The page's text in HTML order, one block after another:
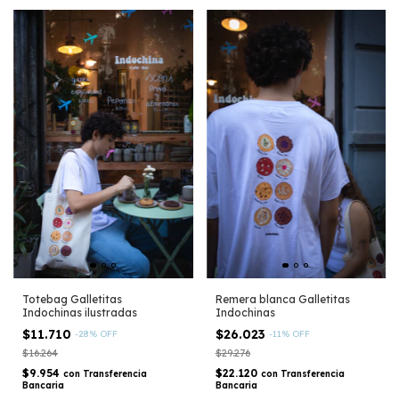
Totebag Galletitas
Indochinas ilustradas
$11.710 -28% OFF
$16.264
$9.954 con Transferencia
Bancaria
Remera blanca Galletitas
Indochinas
$26.023 -11% OFF
$29.276
$22.120 con Transferencia
Bancaria